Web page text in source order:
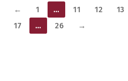
Seitennummerierung
der
Beiträge
← 1 … 11 12 13
17
… 26 →